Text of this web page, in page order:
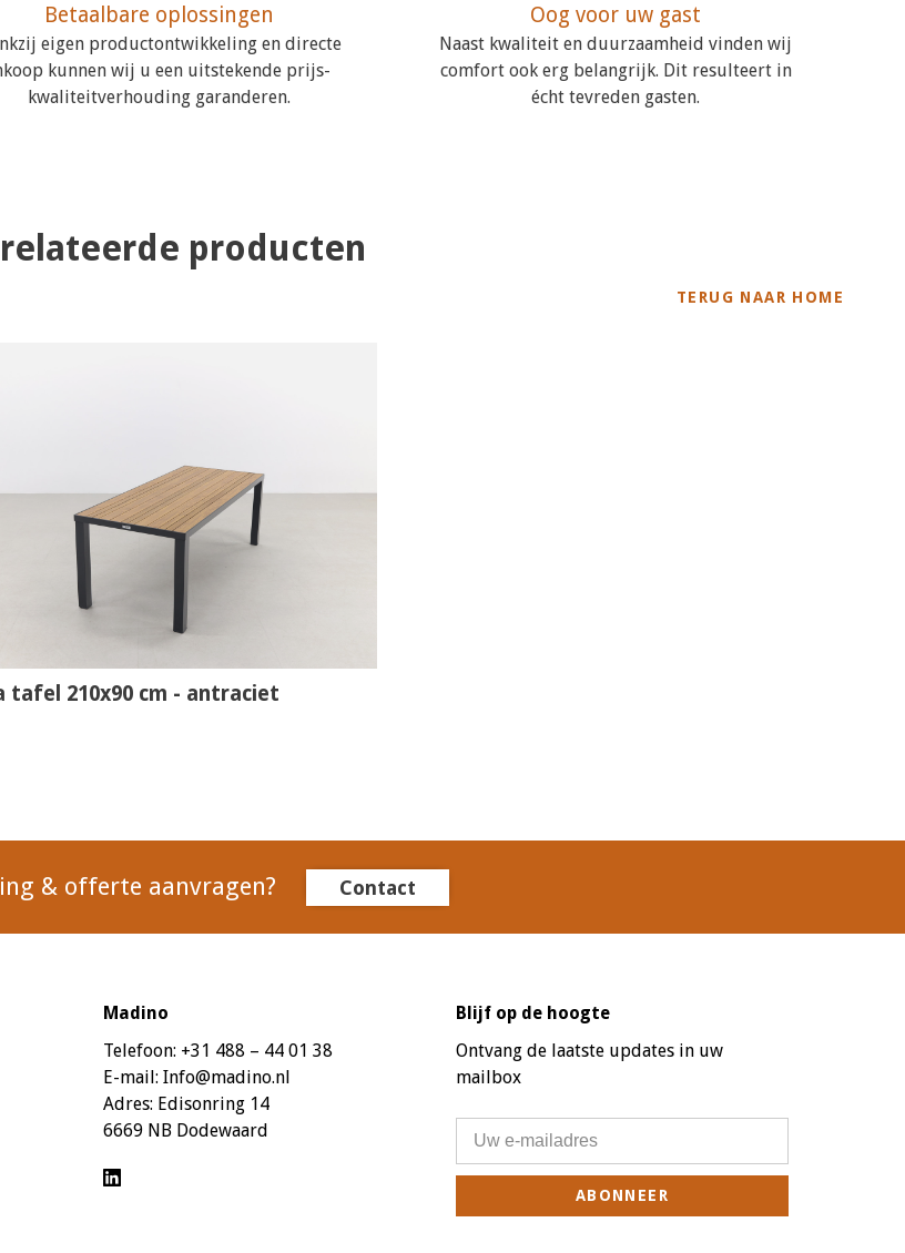
Betaalbare oplossingen
eigen productontwikkeling en directe
kunnen wij u een uitstekende prijs-
kwaliteitverhouding garanderen.
Oog voor uw gast
Naast kwaliteit en duurzaamheid vinden wij
comfort ook erg belangrijk. Dit resulteert in
écht tevreden gasten.
producten
TERUG NAAR HOME
tafel 210x90 cm - antraciet
& offerte aanvragen? Contact
Madino
Telefoon: +31 488 – 44 01 38
E-mail: Info@madino.nl
Adres: Edisonring 14
6669 NB Dodewaard
Blijf op de hoogte
Ontvang de laatste updates in uw
mailbox
ABONNEER